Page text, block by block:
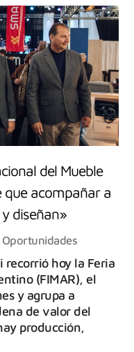
del Mueble
que acompañar a
diseñan»
recorrió hoy la Feria
(FIMAR), el
y agrupa a
de valor del
producción,